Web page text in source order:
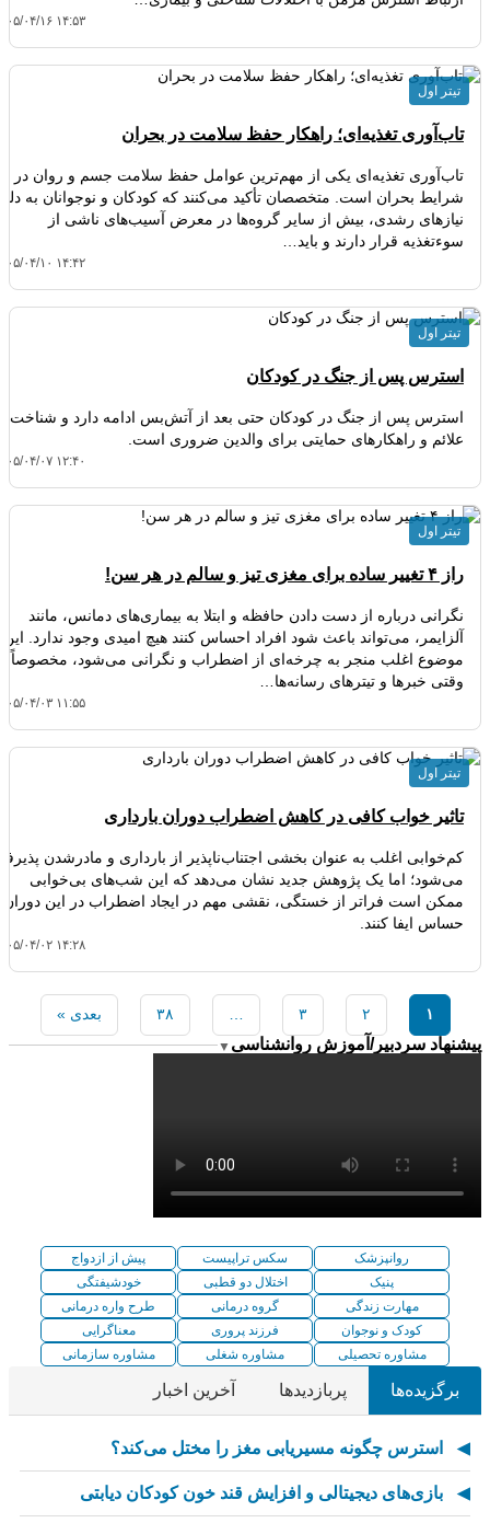
۱۴۰۵/۰۴/۱۶
تاب‌آوری تغذیه‌ای؛ راهکار حفظ سلامت در بحران
تاب‌آوری تغذیه‌ای یکی از مهم‌ترین عوامل حفظ سلامت جسم و روان در
شرایط بحران است. متخصصان تأکید می‌کنند که کودکان و نوجوانان به
نیازهای رشدی، بیش از سایر گروه‌ها در معرض آسیب‌های ناشی از
سوءتغذیه قرار دارند و باید…
۱۴۰۵/۰۴/۱۰
تیتر اول
استرس پس از جنگ در کودکان
استرس پس از جنگ در کودکان حتی بعد از آتش‌بس ادامه دارد و شناخت
علائم و راهکارهای حمایتی برای والدین ضروری است.
۱۴۰۵/۰۴/۰۷
تیتر اول
راز ۴ تغییر ساده برای مغزی تیز و سالم در هر سن!
نگرانی درباره از دست دادن حافظه و ابتلا به بیماری‌های دمانس، مانند
آلزایمر، می‌تواند باعث شود افراد احساس کنند هیچ امیدی وجود ندارد. این
موضوع اغلب منجر به چرخه‌ای از اضطراب و نگرانی می‌شود، مخصوصاً
وقتی خبرها و تیترهای رسانه‌ها…
۱۴۰۵/۰۴/۰۳
تیتر اول
تاثیر خواب کافی در کاهش اضطراب دوران بارداری
کم‌خوابی اغلب به عنوان بخشی اجتناب‌ناپذیر از بارداری و مادرشدن
می‌شود؛ اما یک پژوهش جدید نشان می‌دهد که این شب‌های بی‌خوابی
ممکن است فراتر از خستگی، نقشی مهم در ایجاد اضطراب در این دوران
حساس ایفا کنند.
۱۴۰۵/۰۴/۰۲
تیتر اول
۱ ۲ ۳ … ۳۸ بعدی »
پیشنهاد سردبیر/آموزش روانشناسی ▼
روانپزشک سکس تراپیست
پیش از ازدواج
پنیک
اختلال دو قطبی
خودشیفتگی
مهارت زندگی
گروه درمانی
طرح واره درمانی
کودک و نوجوان
فرزند پروری
معناگرایی
مشاوره تحصیلی
مشاوره شغلی مشاوره سازمانی
برگزیده‌ها پربازدیدها آخرین اخبار
استرس چگونه مسیریابی مغز را مختل می‌کند؟
بازی‌های دیجیتالی و افزایش قند خون کودکان دیابتی